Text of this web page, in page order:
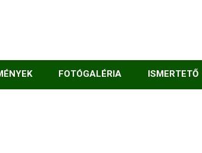
FOTÓGALÉRIA ISMERTETŐ